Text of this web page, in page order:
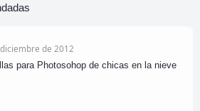
de 2012
para Photosohop de chicas en la nieve